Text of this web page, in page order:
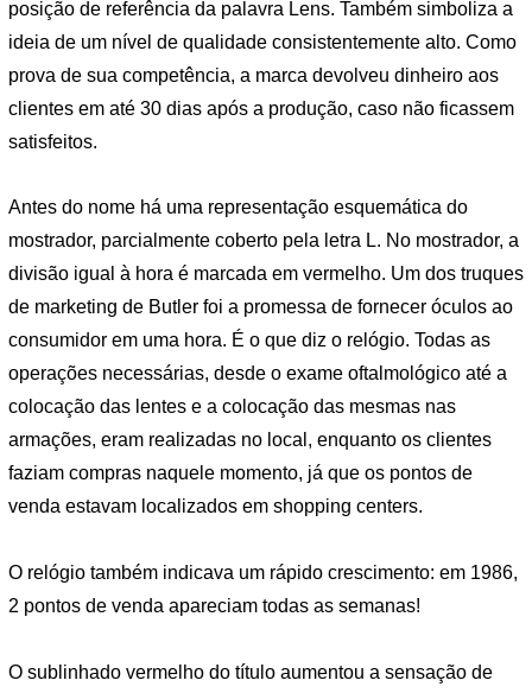
posição de referência da palavra Lens. Também simboliza a
ideia de um nível de qualidade consistentemente alto. Como
prova de sua competência, a marca devolveu dinheiro aos
clientes em até 30 dias após a produção, caso não ficassem
satisfeitos.
Antes do nome há uma representação esquemática do
mostrador, parcialmente coberto pela letra L. No mostrador, a
divisão igual à hora é marcada em vermelho. Um dos truques
de marketing de Butler foi a promessa de fornecer óculos ao
consumidor em uma hora. É o que diz o relógio. Todas as
operações necessárias, desde o exame oftalmológico até a
colocação das lentes e a colocação das mesmas nas
armações, eram realizadas no local, enquanto os clientes
faziam compras naquele momento, já que os pontos de
venda estavam localizados em shopping centers.
O relógio também indicava um rápido crescimento: em 1986,
2 pontos de venda apareciam todas as semanas!
O sublinhado vermelho do título aumentou a sensação de